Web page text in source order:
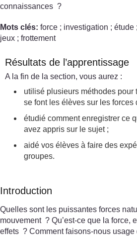
connaissances ?
Mots clés: force ; investigation ; étude
jeux ; frottement
Résultats de l’apprentissage
A la fin de la section, vous aurez :
utilisé plusieurs méthodes pour
se font les élèves sur les forces
étudié comment enregistrer ce
avez appris sur le sujet ;
aidé vos élèves à faire des
groupes.
Introduction
Quelles sont les puissantes forces
mouvement ? Qu’est-ce que la force,
effets ? Comment faisons-nous usage